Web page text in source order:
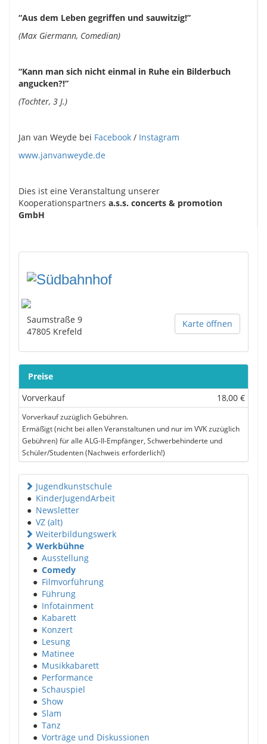
“Aus dem Leben gegriffen und sauwitzig!”
(Max Giermann, Comedian)
“Kann man sich nicht einmal in Ruhe ein Bilderbuch
angucken?!”
(Tochter, 3 J.)
Jan van Weyde bei Facebook / Instagram
www.janvanweyde.de
Dies ist eine Veranstaltung unserer
Kooperationspartners a.s.s. concerts & promotion
GmbH
Karte öffnen
Saumstraße 9
47805 Krefeld
Preise
Vorverkauf
18,00 €
Vorverkauf zuzüglich Gebühren.
Ermäßigt (nicht bei allen Veranstaltunen und nur im VVK zuzüglich
Gebühren) für alle ALG-II-Empfänger, Schwerbehinderte und
Schüler/Studenten (Nachweis erforderlich!)
Jugendkunstschule
● KinderJugendArbeit
● Newsletter
● VZ (alt)
Weiterbildungswerk
Werkbühne
● Ausstellung
● Comedy
● Filmvorführung
● Führung
● Infotainment
● Kabarett
● Konzert
● Lesung
● Matinee
● Musikkabarett
● Performance
● Schauspiel
● Show
● Slam
● Tanz
● Vorträge und Diskussionen